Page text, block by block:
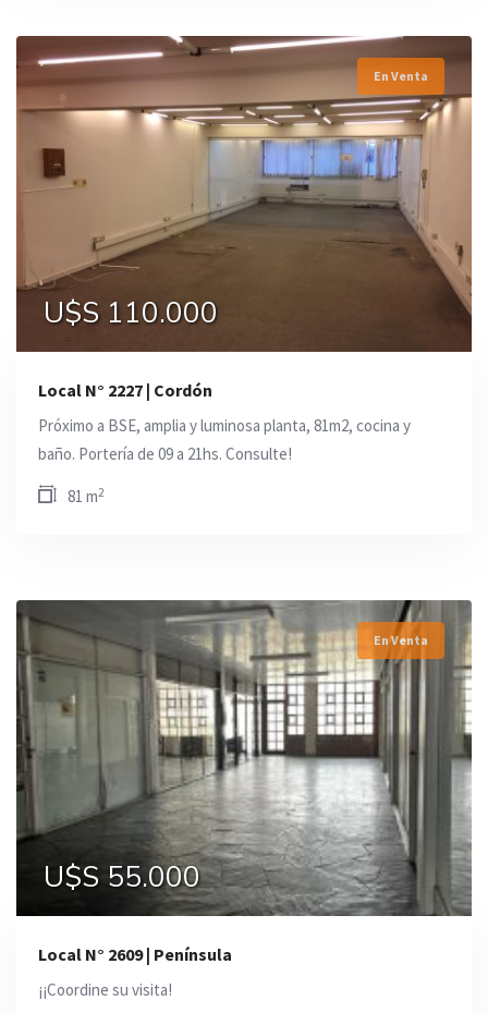
En Venta
U$S 110.000
Local N° 2227 | Cordón
Próximo a BSE, amplia y luminosa planta, 81m2, cocina y
baño. Portería de 09 a 21hs. Consulte!
81 m2
En Venta
U$S 55.000
Local N° 2609 | Península
¡¡Coordine su visita!